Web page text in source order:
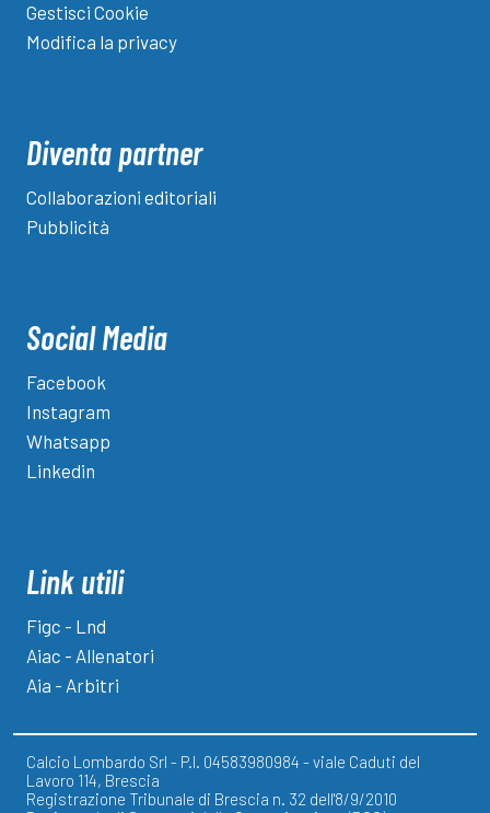
Gestisci Cookie
Modifica la privacy
Diventa partner
Collaborazioni editoriali
Pubblicità
Social Media
Facebook
Instagram
Whatsapp
Linkedin
Link utili
Figc - Lnd
Aiac - Allenatori
Aia - Arbitri
Calcio Lombardo Srl - P.I. 04583980984 - viale Caduti del
Lavoro 114, Brescia
Registrazione Tribunale di Brescia n. 32 dell'8/9/2010